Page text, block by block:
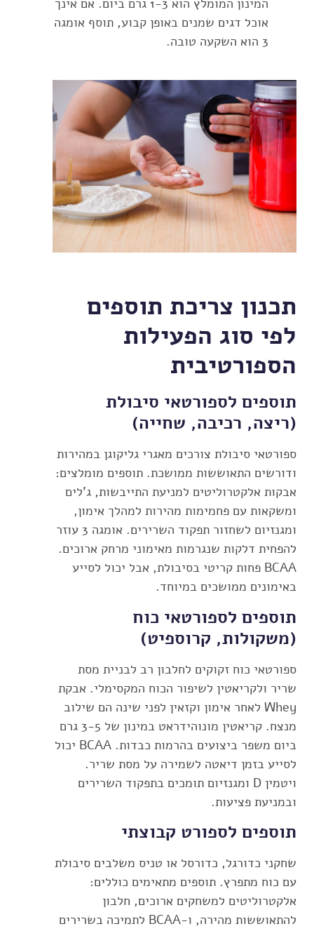
המינון המומלץ הוא 1-3 גרם ביום. אם אינך
אוכל דגים שמנים באופן קבוע, תוסף אומגה
3 הוא השקעה טובה.
תכנון צריכת תוספים
לפי סוג הפעילות
הספורטיבית
תוספים לספורטאי סיבולת
(ריצה, רכיבה, שחייה)
ספורטאי סיבולת צורכים מאגרי גליקוגן במהירות
ודורשים התאוששות ממושכת. תוספים מומלצים:
אבקות אלקטרוליטים למניעת התייבשות, ג'לים
ומשקאות עם פחמימות מהירות למהלך אימון,
ומגנזיום לשחזור תפקוד השרירים. אומגה 3 עוזר
להפחית דלקות שנגרמות מאימוני מרחק ארוכים.
BCAA פחות קריטי בסיבולת, אבל יכול לסייע
באימונים ממושכים במיוחד.
תוספים לספורטאי כוח
(משקולות, קרוספיט)
ספורטאי כוח זקוקים לחלבון רב לבניית מסת
שריר ולקריאטין לשיפור הכוח המקסימלי. אבקת
Whey לאחר אימון וקזאין לפני שינה הם שילוב
מנצח. קריאטין מונוהידראט במינון של 3-5 גרם
ביום משפר ביצועים בהרמות כבדות. BCAA יכול
לסייע בזמן דיאטה לשמירה על מסת שריר.
ויטמין D ומגנזיום תומכים בתפקוד השרירים
ובמניעת פציעות.
תוספים לספורט קבוצתי
שחקני כדורגל, כדורסל או טניס משלבים סיבולת
עם כוח מתפרץ. תוספים מתאימים כוללים:
אלקטרוליטים למשחקים ארוכים, חלבון
להתאוששות מהירה, ו-BCAA לתמיכה בשרירים